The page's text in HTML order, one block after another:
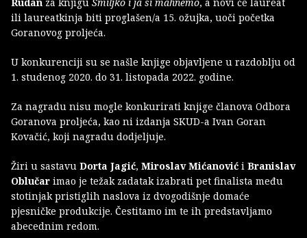
ili laureatkinja biti proglašen/a 15. ožujka, uoči početka
Goranovog proljeća.
U konkurenciji su se našle knjige objavljene u razdoblju od
1. studenog 2020. do 31. listopada 2022. godine.
Za nagradu nisu mogle konkurirati knjige članova Odbora
Goranova proljeća, kao ni izdanja SKUD-a Ivan Goran
Kovačić, koji nagradu dodjeljuje.
Žiri u sastavu Dorta Jagić, Miroslav Mićanović i Branislav
Oblučar imao je težak zadatak izabrati pet finalista među
stotinjak pristiglih naslova iz dvogodišnje domaće
pjesničke produkcije. Čestitamo im te ih predstavljamo
abecednim redom.